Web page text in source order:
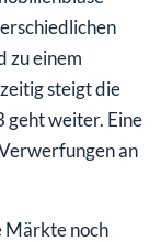
zu einem
steigt die
geht weiter. Eine
an
Märkte noch